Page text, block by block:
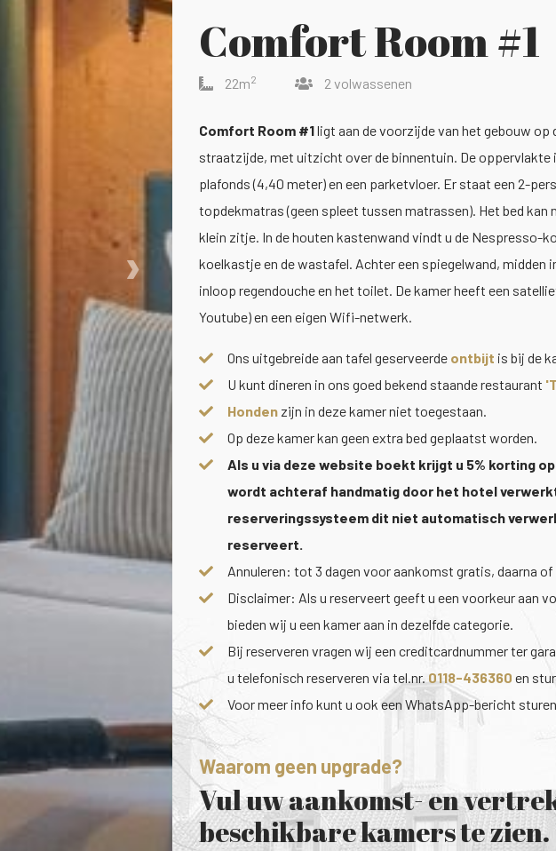
›
Comfort Room #1
22m2 2 volwassenen
Comfort Room #1ligt aan de voorzijde van het gebouw op
straatzijde, met uitzicht over de binnentuin. De oppervlakte
plafonds (4,40 meter) en een parketvloer. Er staat een 2-
topdekmatras (geen spleet tussen matrassen). Het bed kan
klein zitje. In de houten kastenwand vindt u de Nespresso-
koelkastje en de wastafel. Achter een spiegelwand, midden
inloop regendouche en het toilet. De kamer heeft een
Youtube) en een eigen Wifi-netwerk.
Ons uitgebreide aan tafel geserveerde ontbijt is bij de
U kunt dineren in ons goed bekend staande restaurant
Honden zijn in deze kamer niet toegestaan.
Op deze kamer kan geen extra bed geplaatst worden.
Als u via deze website boekt krijgt u 5% korting
wordt achteraf handmatig door het hotel
reserveringssysteem dit niet automatisch
reserveert.
Annuleren: tot 3 dagen voor aankomst gratis, daarna
Disclaimer: Als u reserveert geeft u een voorkeur aan
bieden wij u een kamer aan in dezelfde categorie.
Bij reserveren vragen wij een creditcardnummer ter
u telefonisch reserveren via tel.nr. 0118-436360 en
Voor meer info kunt u ook een WhatsApp-bericht
Waarom geen upgrade?
Vul uw aankomst- en
beschikbare kamers te zien.